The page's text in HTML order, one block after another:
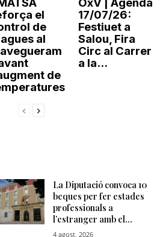
el
de
al
de
17/07/26:
Festiuet a
Salou, Fira
Circ al Carrer
a la...